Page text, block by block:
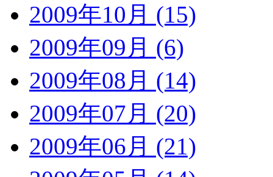
2009年10月 (15)
2009年09月 (6)
2009年08月 (14)
2009年07月 (20)
2009年06月 (21)